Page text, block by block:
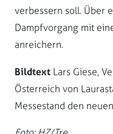
verbessern soll. Über
Dampfvorgang mit
anreichern.
Bildtext Lars Giese,
Österreich von
Messestand den